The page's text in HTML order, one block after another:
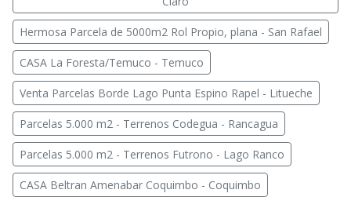
Hermosa Parcela de 5000m2 Rol Propio, plana - San Rafael
CASA La Foresta/Temuco - Temuco
Venta Parcelas Borde Lago Punta Espino Rapel - Litueche
Parcelas 5.000 m2 - Terrenos Codegua - Rancagua
Parcelas 5.000 m2 - Terrenos Futrono - Lago Ranco
CASA Beltran Amenabar Coquimbo - Coquimbo